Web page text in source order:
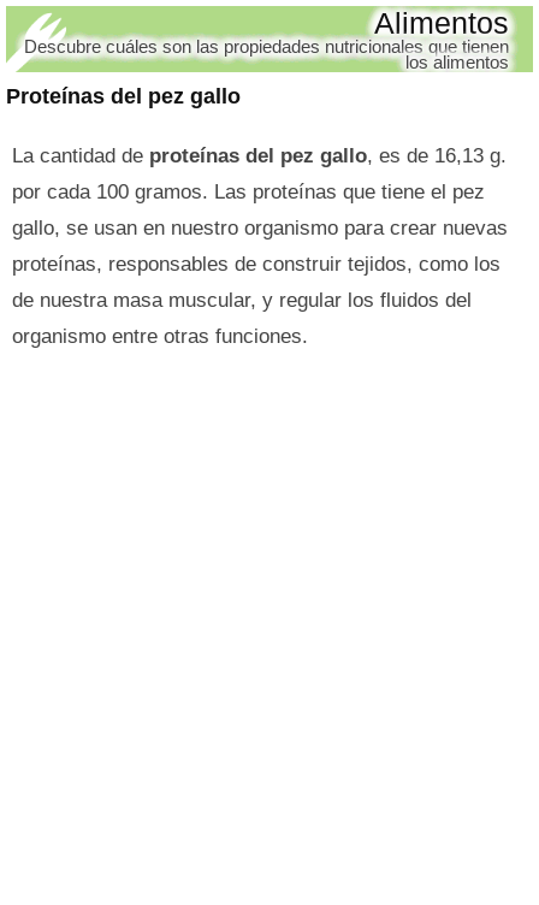
Proteínas del pez gallo
Alimentos
Descubre cuáles son las propiedades nutricionales que tienen
los alimentos
La cantidad de proteínas del pez gallo, es de 16,13 g.
por cada 100 gramos. Las proteínas que tiene el pez
gallo, se usan en nuestro organismo para crear nuevas
proteínas, responsables de construir tejidos, como los
de nuestra masa muscular, y regular los fluidos del
organismo entre otras funciones.